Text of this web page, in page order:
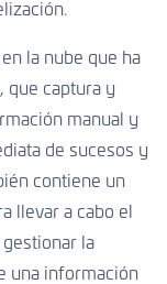
la nube que ha
que captura y
manual y
de sucesos y
contiene un
llevar a cabo el
la
una información